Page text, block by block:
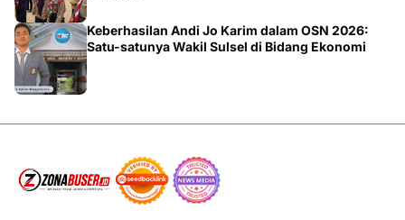
Keberhasilan Andi Jo Karim dalam OSN 2026:
Satu-satunya Wakil Sulsel di Bidang Ekonomi